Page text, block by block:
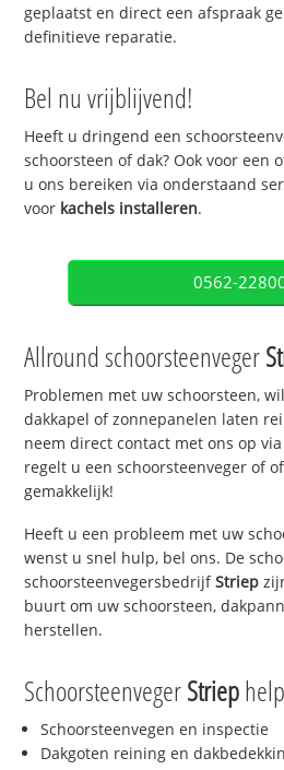
geplaatst en direct een afspraak
definitieve reparatie.
Bel nu vrijblijvend!
Heeft u dringend een
schoorsteen of dak? Ook voor een
u ons bereiken via onderstaand
voor kachels installeren.
0562-
Allround schoorsteenveger
Problemen met uw schoorsteen,
dakkapel of zonnepanelen laten
neem direct contact met ons op
regelt u een schoorsteenveger of
gemakkelijk!
Heeft u een probleem met uw
wenst u snel hulp, bel ons. De
schoorsteenvegersbedrijfStriep
buurt om uw schoorsteen,
herstellen.
SchoorsteenvegerStriep
Schoorsteenvegen en inspectie
Dakgoten reining en